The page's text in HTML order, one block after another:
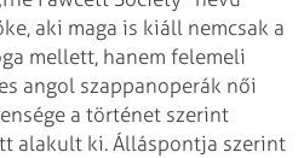
aki maga is kiáll nemcsak a
mellett, hanem felemeli
angol szappanoperák női
a történet szerint
alakult ki. Álláspontja szerint